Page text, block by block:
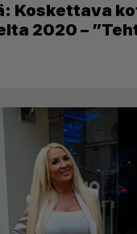
Koskettava
2020 –